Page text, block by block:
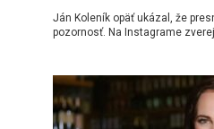
Ján Koleník opäť ukázal, že
pozornosť. Na Instagrame